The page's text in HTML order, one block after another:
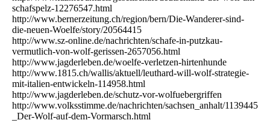
schafspelz-12276547.html
http://www.bernerzeitung.ch/region/bern/Die-Wanderer-sind-
die-neuen-Woelfe/story/20564415
http://www.sz-online.de/nachrichten/schafe-in-putzkau-
vermutlich-von-wolf-gerissen-2657056.html
http://www.jagderleben.de/woelfe-verletzen-hirtenhunde
http://www.1815.ch/wallis/aktuell/leuthard-will-wolf-strategie-
mit-italien-entwickeln-114958.html
http://www.jagderleben.de/schutz-vor-wolfuebergriffen
http://www.volksstimme.de/nachrichten/sachsen_anhalt/1139445
_Der-Wolf-auf-dem-Vormarsch.html